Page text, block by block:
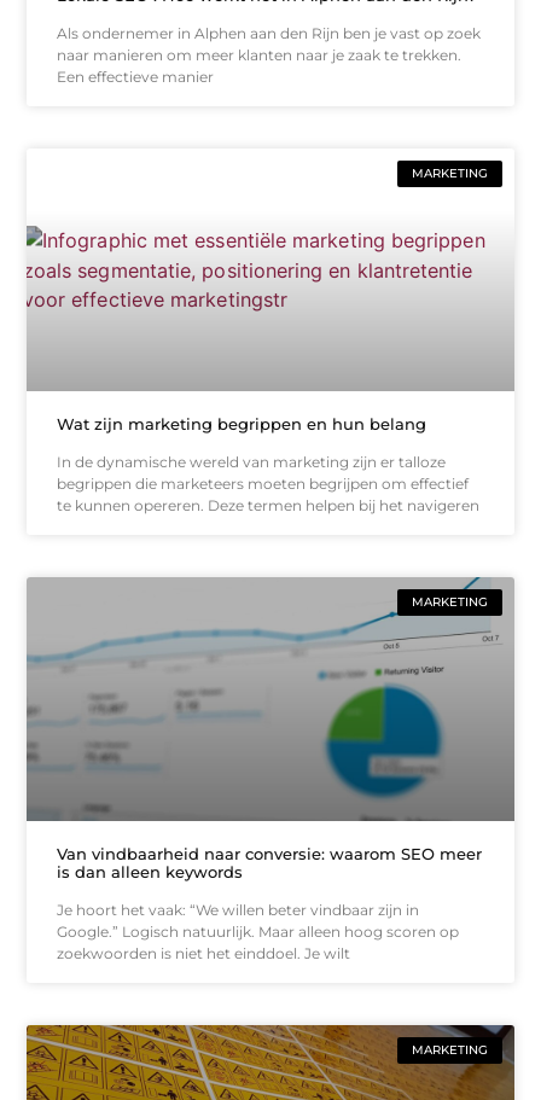
Als ondernemer in Alphen aan den Rijn ben je vast op zoek
naar manieren om meer klanten naar je zaak te trekken.
Een effectieve manier
MARKETING
Wat zijn marketing begrippen en hun belang
In de dynamische wereld van marketing zijn er talloze
begrippen die marketeers moeten begrijpen om effectief
te kunnen opereren. Deze termen helpen bij het navigeren
MARKETING
Van vindbaarheid naar conversie: waarom SEO meer
is dan alleen keywords
Je hoort het vaak: “We willen beter vindbaar zijn in
Google.” Logisch natuurlijk. Maar alleen hoog scoren op
zoekwoorden is niet het einddoel. Je wilt
MARKETING